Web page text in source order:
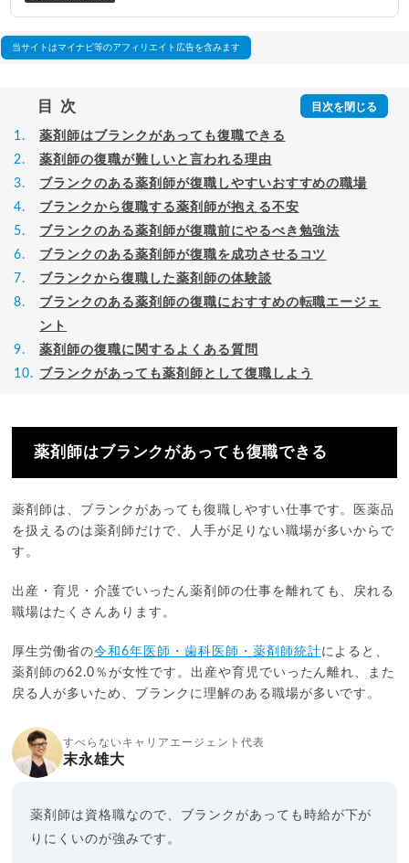
べらない転職エージェント
当サイトはマイナビ等のアフィリエイト広告を含みます
目次
薬剤師はブランクがあっても復職できる
薬剤師の復職が難しいと言われる理由
ブランクのある薬剤師が復職しやすいおすすめの職場
ブランクから復職する薬剤師が抱える不安
ブランクのある薬剤師が復職前にやるべき勉強法
ブランクのある薬剤師が復職を成功させるコツ
ブランクから復職した薬剤師の体験談
ブランクのある薬剤師の復職におすすめの転職エージェ
ント
薬剤師の復職に関するよくある質問
ブランクがあっても薬剤師として復職しよう
薬剤師はブランクがあっても復職できる
薬剤師は、ブランクがあっても復職しやすい仕事です。医薬品
を扱えるのは薬剤師だけで、人手が足りない職場が多いからで
す。
出産・育児・介護でいったん薬剤師の仕事を離れても、戻れる
職場はたくさんあります。
厚生労働省の令和6年医師・歯科医師・薬剤師統計によると、
薬剤師の62.0％が女性です。出産や育児でいったん離れ、また
戻る人が多いため、ブランクに理解のある職場が多いです。
すべらないキャリアエージェント代表
末永雄大
薬剤師は資格職なので、ブランクがあっても時給が下が
りにくいのが強みです。